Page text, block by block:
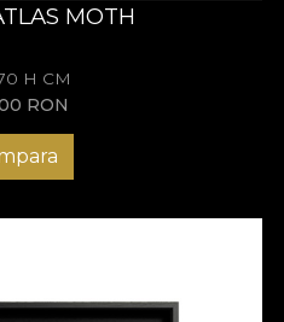
MOTH
H CM
RON